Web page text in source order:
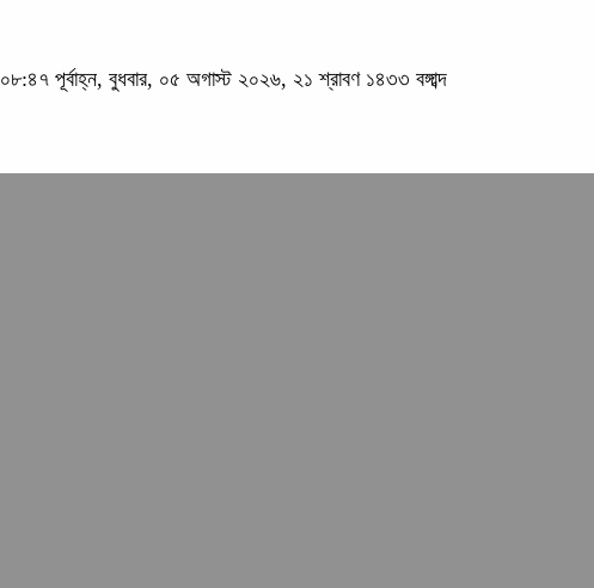
০৮:৪৭ পূর্বাহ্ন, বুধবার, ০৫ অগাস্ট ২০২৬, ২১ শ্রাবণ ১৪৩৩ বঙ্গাব্দ